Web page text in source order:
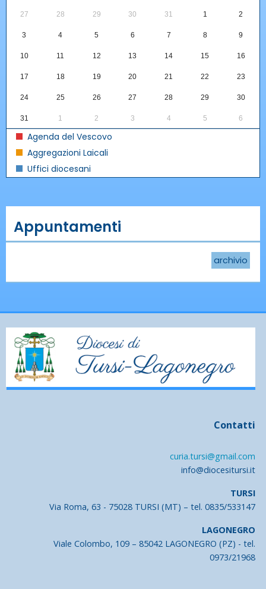
27 28 29 30 31 1 2
3 4 5 6 7 8 9
10 11 12 13 14 15 16
17 18 19 20 21 22 23
24 25 26 27 28 29 30
31 1 2 3 4 5 6
Agenda del Vescovo
Aggregazioni Laicali
Uffici diocesani
Appuntamenti
archivio
Contatti
curia.tursi@gmail.com
info@diocesitursi.it
TURSI
Via Roma, 63 - 75028 TURSI (MT) – tel. 0835/533147
LAGONEGRO
Viale Colombo, 109 – 85042 LAGONEGRO (PZ) - tel.
0973/21968